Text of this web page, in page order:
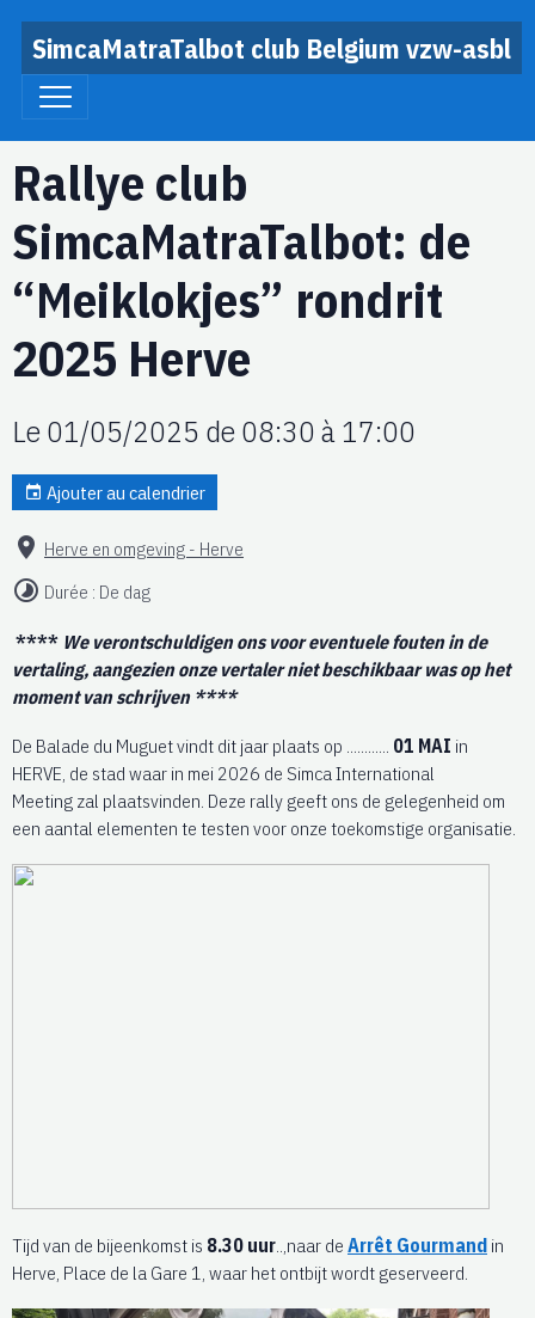
SimcaMatraTalbot club Belgium vzw-asbl
Rallye club
SimcaMatraTalbot: de
“Meiklokjes” rondrit
2025 Herve
Le 01/05/2025 de 08:30à 17:00
Ajouter au calendrier
Herve en omgeving - Herve
Durée : De dag
**** We verontschuldigen ons voor eventuele fouten in de
vertaling, aangezien onze vertaler niet beschikbaar was op het
moment van schrijven ****
De Balade du Muguet vindt dit jaar plaats op ............ 01 MAI in
HERVE, de stad waar in mei 2026 de Simca International
Meeting zal plaatsvinden. Deze rally geeft ons de gelegenheid om
een aantal elementen te testen voor onze toekomstige organisatie.
Tijd van de bijeenkomst is 8.30 uur..,naar de Arrêt Gourmand in
Herve, Place de la Gare 1, waar het ontbijt wordt geserveerd.